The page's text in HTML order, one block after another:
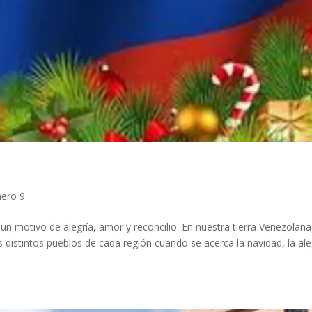
9
motivo de alegría, amor y reconcilio. En nuestra tierra
pueblos de cada región cuando se acerca la navidad, la